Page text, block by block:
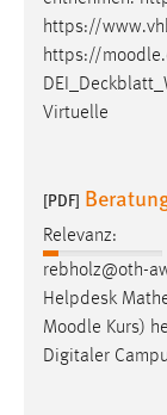
https://
https://moodle
Virtuelle
[PDF]
Relevanz:
rebholz@oth-
Helpdesk
Moodle Kurs)
Digitaler